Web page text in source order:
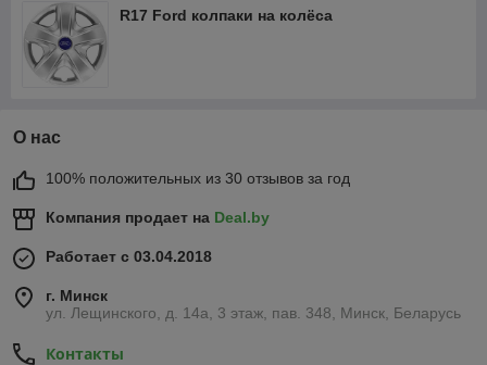
R17 Ford колпаки на колёса
О нас
100% положительных из 30 отзывов за год
Компания продает на Deal.by
Работает с 03.04.2018
г. Минск
ул. Лещинского, д. 14а, 3 этаж, пав. 348, Минск, Беларусь
Контакты